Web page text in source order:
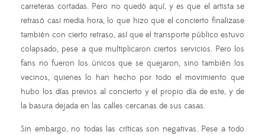
carreteras cortadas. Pero no quedó aquí, y es que el artista se
retrasó casi media hora, lo que hizo que el concierto finalizase
también con cierto retraso, así que el transporte público estuvo
colapsado, pese a que multiplicaron ciertos servicios. Pero los
fans no fueron los únicos que se quejaron, sino también los
vecinos, quienes lo han hecho por todo el movimiento que
hubo los días previos al concierto y el propio día de este, y de
la basura dejada en las calles cercanas de sus casas.
Sin embargo, no todas las críticas son negativas. Pese a todo